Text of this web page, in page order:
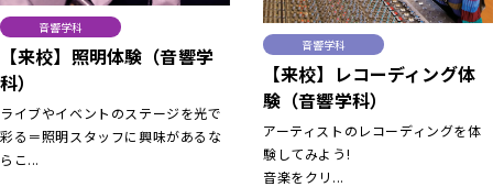
音響学科
【来校】照明体験（音響学
科）
ライブやイベントのステージを光で
彩る＝照明スタッフに興味があるな
らこ...
音響学科
【来校】レコーディング体
験（音響学科）
アーティストのレコーディングを体
験してみよう!
音楽をクリ...